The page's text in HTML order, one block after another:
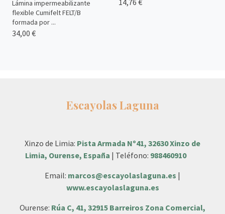
Lámina impermeabilizante
flexible Cumifelt FELT/B
formada por ...
34,00 €
14,76 €
Escayolas Laguna
Xinzo de Limia: Pista Armada Nº41, 32630 Xinzo de
Limia, Ourense, España | Teléfono: 988460910
Email: marcos@escayolaslaguna.es |
www.escayolaslaguna.es
Ourense: Rúa C, 41, 32915 Barreiros Zona Comercial,